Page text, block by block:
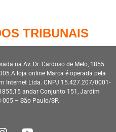
TRIBUNAIS
na Av. Dr. Cardoso de Melo, 1855 –
loja online Marca é operada pela
Internet Ltda. CNPJ 15.427.207/0001-
andar Conjunto 151, Jardim
– São Paulo/SP.